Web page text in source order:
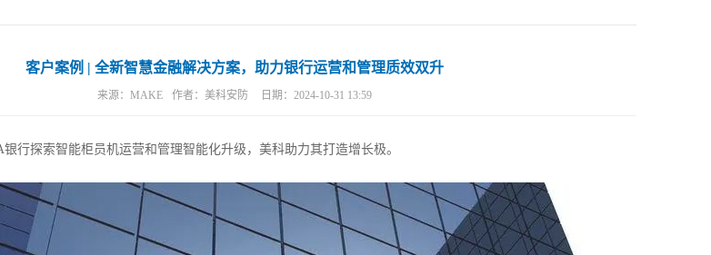
客户案例 | 全新智慧金融解决方案，助力银行运营和管理质效双升
来源： MAKE 作者： 美科安防 日期： 2024-10-31 13:59
探索智能柜员机运营和管理智能化升级，美科助力其打造增长极。